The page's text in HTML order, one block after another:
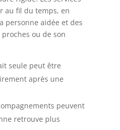
au fil du temps, en
personne aidée et des
ou de son
seule peut être
après une
peuvent
retrouve plus